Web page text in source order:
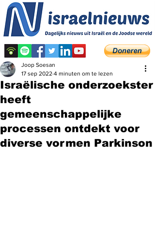
Israëlische onderzoekster
heeft
gemeenschappelijke
processen ontdekt voor
diverse vormen Parkinson
Joop Soesan
17 sep 2022 4 minuten om te lezen